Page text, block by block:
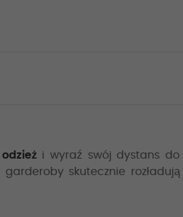
i wyraź swój dystans
skutecznie